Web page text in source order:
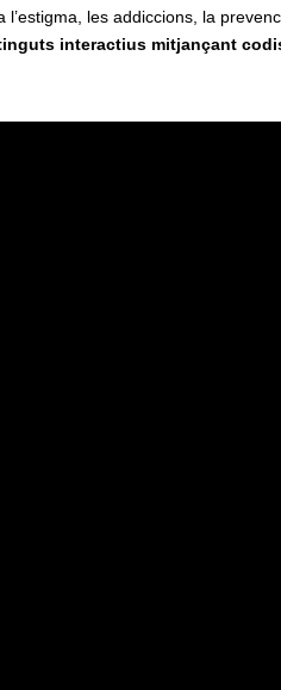
les addiccions, la
interactius mitjançant